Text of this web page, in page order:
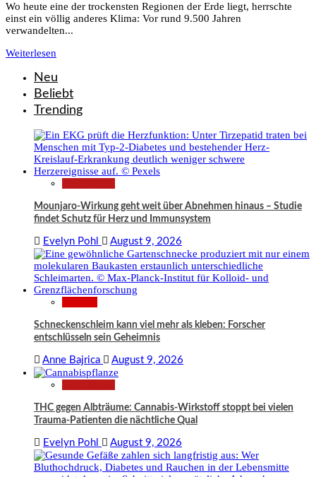
Wo heute eine der trockensten Regionen der Erde liegt, herrschte
einst ein völlig anderes Klima: Vor rund 9.500 Jahren
verwandelten...
Weiterlesen
Neu
Beliebt
Trending
Mounjaro-Wirkung geht weit über Abnehmen hinaus – Studie
findet Schutz für Herz und Immunsystem
Evelyn Pohl August 9, 2026
Schneckenschleim kann viel mehr als kleben: Forscher
entschlüsseln sein Geheimnis
Anne Bajrica August 9, 2026
THC gegen Albträume: Cannabis-Wirkstoff stoppt bei vielen
Trauma-Patienten die nächtliche Qual
Evelyn Pohl August 9, 2026